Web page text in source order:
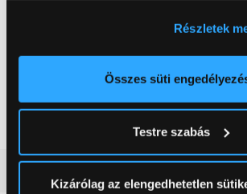
elhelyezkedéséről pár méteres
Az Ön készülékén
módjairól és adja meg preferenciáit a
pontban. Bármikor módosíthatja vagy
Sütinyilatkozathoz való hozzájárulását.
Részletek
Összes süti
Testre szabás
Kizárólag az elengedhetetlen
74 999 Ft 59 999